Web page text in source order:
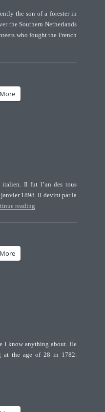
the son of a forester in
the Southern Netherlands
who fought the French
Dutch partisan”
More
italien. Il fut l’un des tous
1898. Il devint par la
reading“Edoardo (Dadin) Pasteur”
More
I know anything about. He
at the age of 28 in 1782.